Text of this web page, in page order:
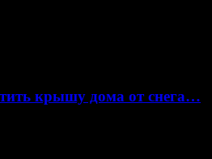
крышу дома от снега…